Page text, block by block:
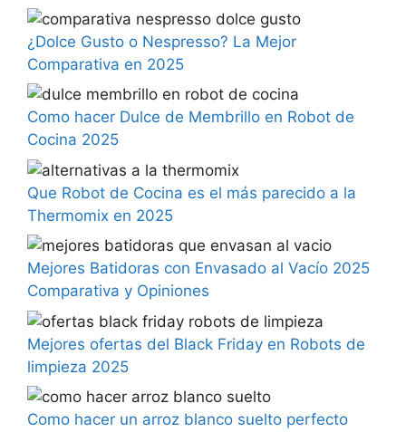
¿Dolce Gusto o Nespresso? La Mejor
Comparativa en 2025
Como hacer Dulce de Membrillo en Robot de
Cocina 2025
Que Robot de Cocina es el más parecido a la
Thermomix en 2025
Mejores Batidoras con Envasado al Vacío 2025
Comparativa y Opiniones
Mejores ofertas del Black Friday en Robots de
limpieza 2025
Como hacer un arroz blanco suelto perfecto